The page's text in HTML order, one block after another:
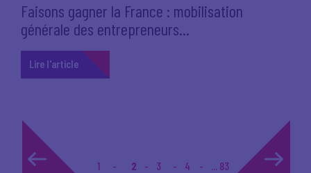
Faisons gagner la France : mobilisation
générale des entrepreneurs...
Lire l'article
1 2 3 4 ... 83